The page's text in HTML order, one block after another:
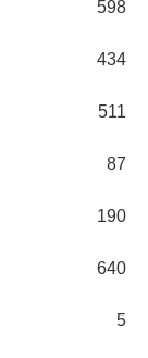
598
434
511
87
190
640
5